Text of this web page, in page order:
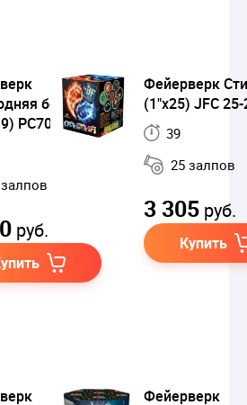
белочка
РС7079
руб.
Фейерверк
(1"х25) JFС
39
25 залпов
3 305 руб.
Купить
Фейерверк